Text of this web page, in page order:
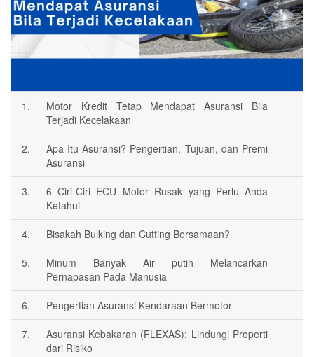
1.
Motor Kredit Tetap Mendapat Asuransi Bila
Terjadi Kecelakaan
2.
Apa Itu Asuransi? Pengertian, Tujuan, dan Premi
Asuransi
3.
6 Ciri-Ciri ECU Motor Rusak yang Perlu Anda
Ketahui
4. Bisakah Bulking dan Cutting Bersamaan?
5.
Minum Banyak Air putih Melancarkan
Pernapasan Pada Manusia
6. Pengertian Asuransi Kendaraan Bermotor
7.
Asuransi Kebakaran (FLEXAS): Lindungi Properti
dari Risiko